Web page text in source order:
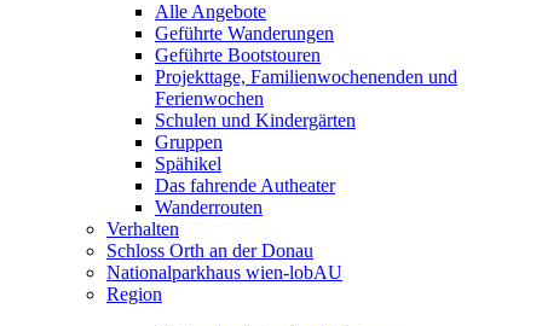
Alle Angebote
Geführte Wanderungen
Geführte Bootstouren
Projekttage, Familienwochenenden und
Ferienwochen
Schulen und Kindergärten
Gruppen
Spähikel
Das fahrende Autheater
Wanderrouten
Verhalten
Schloss Orth an der Donau
Nationalparkhaus wien-lobAU
Region